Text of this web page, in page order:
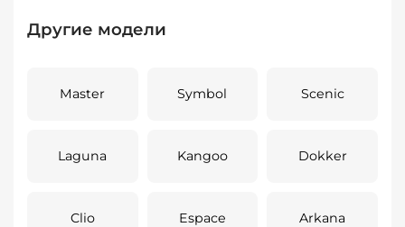
Другие модели
Master Symbol Scenic
Laguna Kangoo Dokker
Clio Espace Arkana